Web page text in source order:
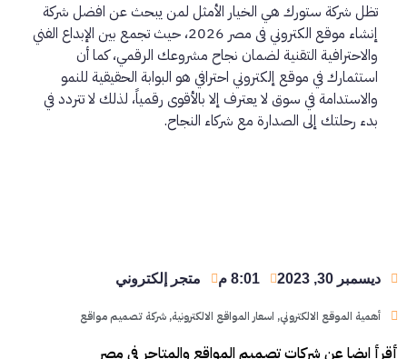
تظل شركة ستورك هي الخيار الأمثل لمن يبحث عن افضل شركة
إنشاء موقع الكتروني فى مصر 2026، حيث تجمع بين الإبداع الفني
والاحترافية التقنية لضمان نجاح مشروعك الرقمي، كما أن
استثمارك في موقع إلكتروني احترافي هو البوابة الحقيقية للنمو
والاستدامة في سوق لا يعترف إلا بالأقوى رقمياً، لذلك لا تتردد في
بدء رحلتك إلى الصدارة مع شركاء النجاح.
ديسمبر 30, 2023 8:01 م متجر إلكتروني
أهمية الموقع الالكتروني, اسعار المواقع الالكترونية, شركة تصميم مواقع
أقرأ ايضا عن شركات تصميم المواقع والمتاجر في مصر